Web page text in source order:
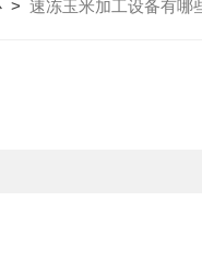
> 速冻玉米加工设备有哪